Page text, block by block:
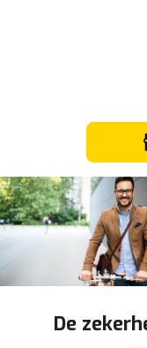
De